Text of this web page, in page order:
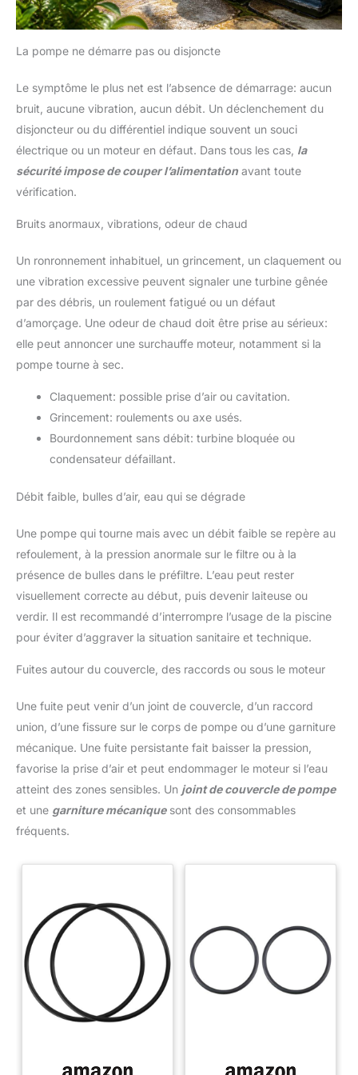
La pompe ne démarre pas ou disjoncte
Le symptôme le plus net est l’absence de démarrage: aucun
bruit, aucune vibration, aucun débit. Un déclenchement du
disjoncteur ou du différentiel indique souvent un souci
électrique ou un moteur en défaut. Dans tous les cas, la
sécurité impose de couper l’alimentation avant toute
vérification.
Bruits anormaux, vibrations, odeur de chaud
Un ronronnement inhabituel, un grincement, un claquement ou
une vibration excessive peuvent signaler une turbine gênée
par des débris, un roulement fatigué ou un défaut
d’amorçage. Une odeur de chaud doit être prise au sérieux:
elle peut annoncer une surchauffe moteur, notamment si la
pompe tourne à sec.
Claquement: possible prise d’air ou cavitation.
Grincement: roulements ou axe usés.
Bourdonnement sans débit: turbine bloquée ou
condensateur défaillant.
Débit faible, bulles d’air, eau qui se dégrade
Une pompe qui tourne mais avec un débit faible se repère au
refoulement, à la pression anormale sur le filtre ou à la
présence de bulles dans le préfiltre. L’eau peut rester
visuellement correcte au début, puis devenir laiteuse ou
verdir. Il est recommandé d’interrompre l’usage de la piscine
pour éviter d’aggraver la situation sanitaire et technique.
Fuites autour du couvercle, des raccords ou sous le moteur
Une fuite peut venir d’un joint de couvercle, d’un raccord
union, d’une fissure sur le corps de pompe ou d’une garniture
mécanique. Une fuite persistante fait baisser la pression,
favorise la prise d’air et peut endommager le moteur si l’eau
atteint des zones sensibles. Un joint de couvercle de pompe
et une garniture mécaniquesont des consommables
fréquents.